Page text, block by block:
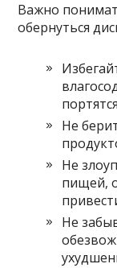
Важно
обернуться
Не
Не
пищей,
Не